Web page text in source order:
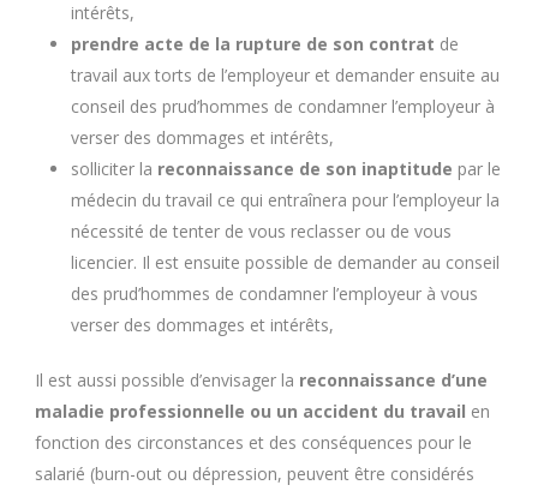
intérêts,
prendre acte de la rupture de son contrat de
travail aux torts de l’employeur et demander ensuite au
conseil des prud’hommes de condamner l’employeur à
verser des dommages et intérêts,
solliciter la reconnaissance de son inaptitude par le
médecin du travail ce qui entraînera pour l’employeur la
nécessité de tenter de vous reclasser ou de vous
licencier. Il est ensuite possible de demander au conseil
des prud’hommes de condamner l’employeur à vous
verser des dommages et intérêts,
Il est aussi possible d’envisager la reconnaissance d’une
maladie professionnelle ou un accident du travail en
fonction des circonstances et des conséquences pour le
salarié (burn-out ou dépression, peuvent être considérés